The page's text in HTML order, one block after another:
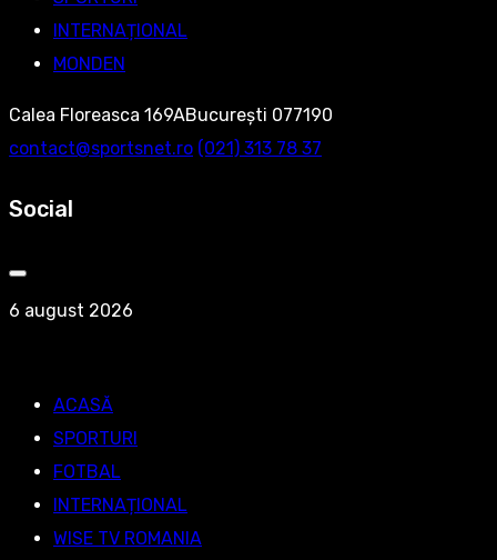
INTERNAȚIONAL
MONDEN
Calea Floreasca 169ABucurești 077190
contact@sportsnet.ro ‭(021) 313 78 37‬
Social
6 august 2026
ACASĂ
SPORTURI
FOTBAL
INTERNAȚIONAL
WISE TV ROMANIA